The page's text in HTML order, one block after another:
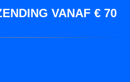
VANAF € 70